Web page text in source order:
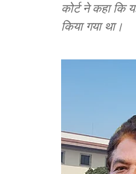
कोर्ट ने कहा कि
किया गया था।